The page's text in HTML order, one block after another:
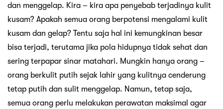
dan menggelap. Kira – kira apa penyebab terjadinya kulit
kusam? Apakah semua orang berpotensi mengalami kulit
kusam dan gelap? Tentu saja hal ini kemungkinan besar
bisa terjadi, terutama jika pola hidupnya tidak sehat dan
sering terpapar sinar matahari. Mungkin hanya orang –
orang berkulit putih sejak lahir yang kulitnya cenderung
tetap putih dan sulit menggelap. Namun, tetap saja,
semua orang perlu melakukan perawatan maksimal agar